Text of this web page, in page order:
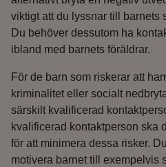
viktigt att du lyssnar till barnets
Du behöver dessutom ha
ibland med barnets föräldrar.
För de barn som riskerar att
kriminalitet eller socialt
särskilt kvalificerad
kvalificerad kontaktperson ska
för att minimera dessa risker.
motivera barnet till exempelvis